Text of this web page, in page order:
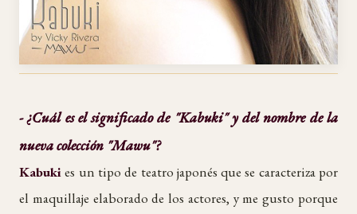
- ¿Cuál es el significado de "Kabuki" y del nombre de la
nueva colección "Mawu"?
Kabukies un tipo de teatro japonés que se caracteriza por
el maquillaje elaborado de los actores, y me gusto porque